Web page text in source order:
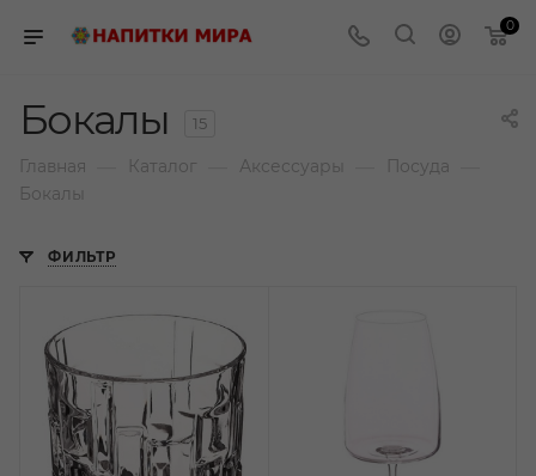
0
Бокалы 15
Главная Каталог Аксессуары Посуда
Бокалы
ФИЛЬТР